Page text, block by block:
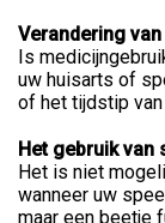
Verandering
Is
uw huisarts of
of het tijdstip
Het gebruik van
Het is niet
wanneer uw
maar een beetje